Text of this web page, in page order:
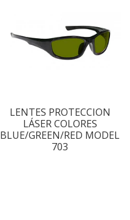
LENTES PROTECCION
LÁSER COLORES
BLUE/GREEN/RED MODEL
703